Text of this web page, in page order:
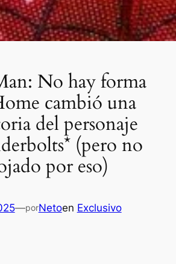
No hay forma
cambió una
del personaje
(pero no
por eso)
—porNetoen Exclusivo